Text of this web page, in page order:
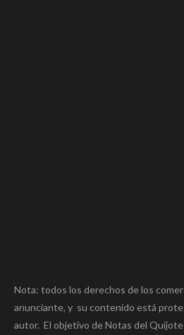
Nota: todos los derechos de los
anunciante, y su contenido está
autor. El objetivo de Notas del